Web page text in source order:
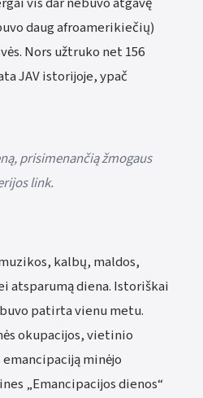
daug afroamerikiečių)
Nors užtruko net 156
JAV istorijoje, ypač
prisimenančią žmogaus
link.
kalbų, maldos,
atsparumą diena. Istoriškai
patirta vienu metu.
okupacijos, vietinio
minėjo
„Emancipacijos dienos“